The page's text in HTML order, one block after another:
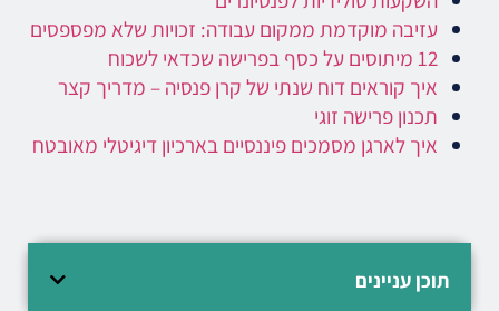
עזיבה מוקדמת ממקום עבודה: זכויות שלא מפספסים
12 מיתוסים על כסף בפרישה שכדאי לשכוח
איך קוראים דוח שנתי של קרן פנסיה – מדריך קצר
תכנון פרישה זוגי
איך לארגן מסמכים פיננסיים בארכיון דיגיטלי מאובטח
תוכן עניינים